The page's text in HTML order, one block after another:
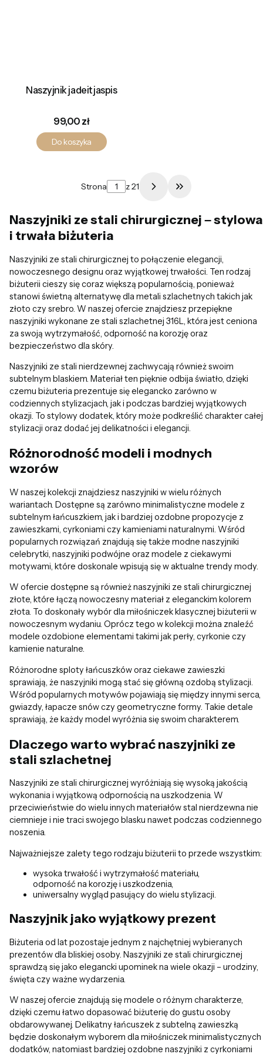
Naszyjnik jadeit jaspis
Cena
99,00 zł
Do koszyka
Strona z 21 Przejdź do
Naszyjniki ze stali chirurgicznej – stylowa
i trwała biżuteria
Naszyjniki ze stali chirurgicznej to połączenie elegancji,
nowoczesnego designu oraz wyjątkowej trwałości. Ten rodzaj
biżuterii cieszy się coraz większą popularnością, ponieważ
stanowi świetną alternatywę dla metali szlachetnych takich jak
złoto czy srebro. W naszej ofercie znajdziesz przepiękne
naszyjniki wykonane ze stali szlachetnej 316L, która jest ceniona
za swoją wytrzymałość, odporność na korozję oraz
bezpieczeństwo dla skóry.
Naszyjniki ze stali nierdzewnej zachwycają również swoim
subtelnym blaskiem. Materiał ten pięknie odbija światło, dzięki
czemu biżuteria prezentuje się elegancko zarówno w
codziennych stylizacjach, jak i podczas bardziej wyjątkowych
okazji. To stylowy dodatek, który może podkreślić charakter całej
stylizacji oraz dodać jej delikatności i elegancji.
Różnorodność modeli i modnych
wzorów
W naszej kolekcji znajdziesz naszyjniki w wielu różnych
wariantach. Dostępne są zarówno minimalistyczne modele z
subtelnym łańcuszkiem, jak i bardziej ozdobne propozycje z
zawieszkami, cyrkoniami czy kamieniami naturalnymi. Wśród
popularnych rozwiązań znajdują się także modne naszyjniki
celebrytki, naszyjniki podwójne oraz modele z ciekawymi
motywami, które doskonale wpisują się w aktualne trendy mody.
W ofercie dostępne są również naszyjniki ze stali chirurgicznej
złote, które łączą nowoczesny materiał z eleganckim kolorem
złota. To doskonały wybór dla miłośniczek klasycznej biżuterii w
nowoczesnym wydaniu. Oprócz tego w kolekcji można znaleźć
modele ozdobione elementami takimi jak perły, cyrkonie czy
kamienie naturalne.
Różnorodne sploty łańcuszków oraz ciekawe zawieszki
sprawiają, że naszyjniki mogą stać się główną ozdobą stylizacji.
Wśród popularnych motywów pojawiają się między innymi serca,
gwiazdy, łapacze snów czy geometryczne formy. Takie detale
sprawiają, że każdy model wyróżnia się swoim charakterem.
Dlaczego warto wybrać naszyjniki ze
stali szlachetnej
Naszyjniki ze stali chirurgicznej wyróżniają się wysoką jakością
wykonania i wyjątkową odpornością na uszkodzenia. W
przeciwieństwie do wielu innych materiałów stal nierdzewna nie
ciemnieje i nie traci swojego blasku nawet podczas codziennego
noszenia.
Najważniejsze zalety tego rodzaju biżuterii to przede wszystkim:
wysoka trwałość i wytrzymałość materiału,
odporność na korozję i uszkodzenia,
uniwersalny wygląd pasujący do wielu stylizacji.
Naszyjnik jako wyjątkowy prezent
Biżuteria od lat pozostaje jednym z najchętniej wybieranych
prezentów dla bliskiej osoby. Naszyjniki ze stali chirurgicznej
sprawdzą się jako elegancki upominek na wiele okazji – urodziny,
święta czy ważne wydarzenia.
W naszej ofercie znajdują się modele o różnym charakterze,
dzięki czemu łatwo dopasować biżuterię do gustu osoby
obdarowywanej. Delikatny łańcuszek z subtelną zawieszką
będzie doskonałym wyborem dla miłośniczek minimalistycznych
dodatków, natomiast bardziej ozdobne naszyjniki z cyrkoniami